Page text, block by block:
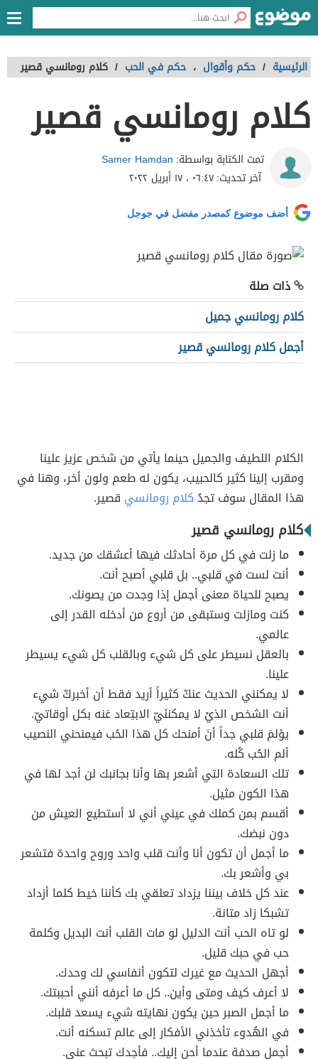
الرئيسية / حكم وأقوال ، حكم في الحب / كلام رومانسي قصير
كلام رومانسي قصير
تمت الكتابة بواسطة: Samer Hamdan
آخر تحديث:٠٦:٤٧ ، ١٧ أبريل ٢٠٢٢
أضف موضوع كمصدر مفضل في جوجل
ذات صلة
كلام رومانسي جميل
أجمل كلام رومانسي قصير
الكلام اللطيف والجميل حينما يأتي من شخص عزيز علينا
ومقرب إلينا كثير كالحبيب، يكون له طعم ولون أخر، وهنا في
هذا المقال سوف تجدُكلام رومانسي قصير.
كلام رومانسي قصير
ما زلت في كل مرة أحادثك فيها أعشقك من جديد.
أنت لست في قلبي.. بل قلبي أصبح أنت.
يصبح للحياة معنى أجمل إذا وجدت من يصونك.
كنت ومازلت وستبقى من أروع من أدخله القدر إلى
عالمي.
بالعقل نسيطر على كل شيء وبالقلب كل شيء يسيطر
علينا.
لا يمكنني الحديث عنكّ كثيراً أريد فقط أن أخبركّ شيء
أنت الشخص الذيْ لا يمكننَيّ الابتِعاد عَنه بكل أوقاتيّ.
يؤلمَ قلبي جداً أنَ أمنحك كل هذا الحُب فيمنحني النصيب
ألم الحُب كُله.
تلك السعادة التي أشعر بها وأنا بجانبك لن أجد لها في
هذا الكون مثيل.
أقسم بمن كملك في عيني أني لا أستطيع العيش من
دون نبضك.
ما أجمل أن تكون أنا وأنت قلب واحد وروح واحدة فتشعر
بي وأشعر بك.
عند كل خلاف بيننا يزداد تعلقي بك كأننا خيط كلما أزداد
تشبكا زاد متانة.
لو تاه الحب أنت الدليل لو مات القلب أنت البديل وكلمة
حب في حبك قليل.
أجهل الحديث مع غيرك لتكون أنفاسي لك وحدك.
لا أعرف كيف ومتى وأين.. كل ما أعرفه أنني أحببتك.
ما أجمل الصبر حين يكون نهايته شيء يسعد قلبك.
في الهُدوء تأخذني الأفكار إلى عالم تسكنه أنت.
أجمل صدفة عندما أحن إليك.. فأجدك تبحث عني.